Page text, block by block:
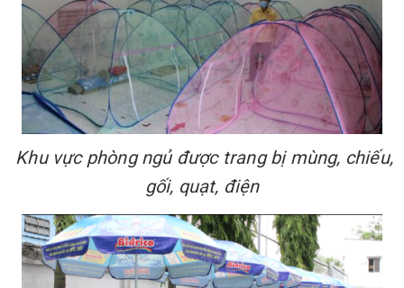
Khu vực phòng ngủ được trang bị mùng, chiếu,
gối, quạt, điện